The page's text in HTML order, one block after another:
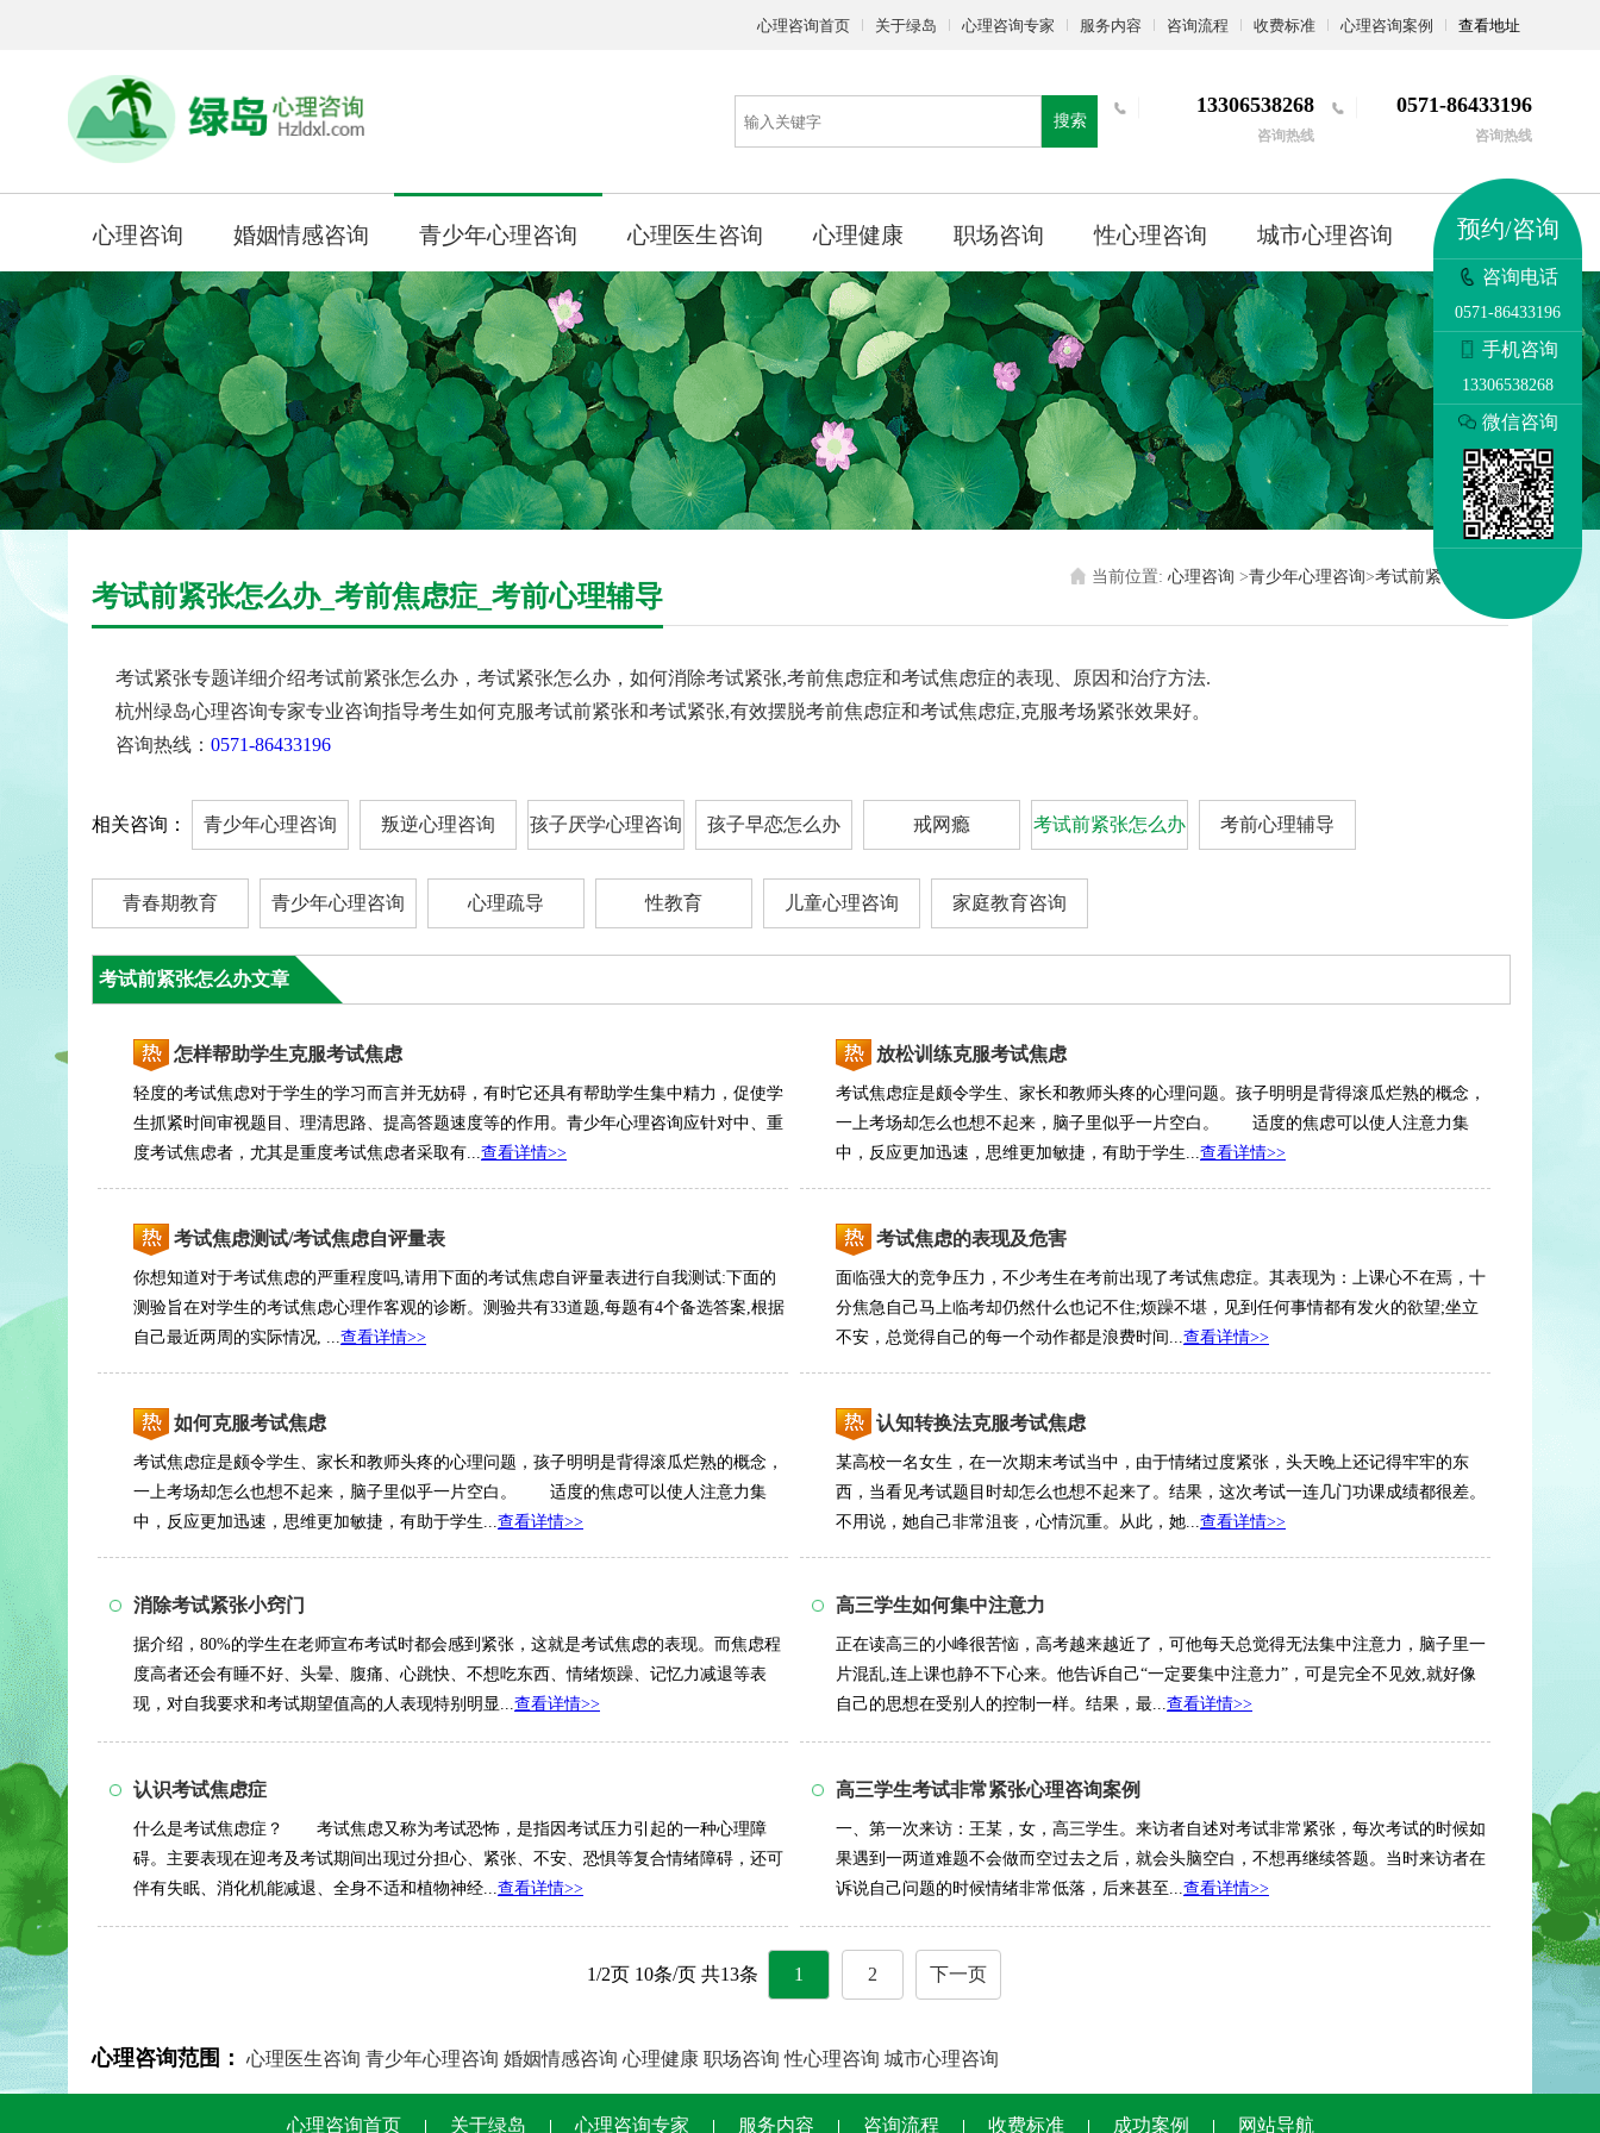
心理咨询首页 关于绿岛 心理咨询专家 服务内容 咨询流程 收费标准 心理咨询案例 查看地址
搜索
13306538268
咨询热线
0571-86433196
咨询热线
心理咨询 婚姻情感咨询 青少年心理咨询 心理医生咨询 心理健康 职场咨询 性心理咨询 城市心理咨询 更多
考试前紧张怎么办_考前焦虑症_考前心理辅导
当前位置: 心理咨询 >青少年心理咨询>考试前紧张怎么办
考试紧张专题详细介绍考试前紧张怎么办，考试紧张怎么办，如何消除考试紧张,考前焦虑症和考试焦虑症的表现、原因和治疗方法.
杭州绿岛心理咨询专家专业咨询指导考生如何克服考试前紧张和考试紧张,有效摆脱考前焦虑症和考试焦虑症,克服考场紧张效果好。
咨询热线： 0571-86433196
相关咨询： 青少年心理咨询 叛逆心理咨询 孩子厌学心理咨询 孩子早恋怎么办 戒网瘾 考试前紧张怎么办 考前心理辅导
青春期教育 青少年心理咨询 心理疏导 性教育 儿童心理咨询 家庭教育咨询
考试前紧张怎么办文章
怎样帮助学生克服考试焦虑
轻度的考试焦虑对于学生的学习而言并无妨碍，有时它还具有帮助学生集中精力，促使学
生抓紧时间审视题目、理清思路、提高答题速度等的作用。青少年心理咨询应针对中、重
度考试焦虑者，尤其是重度考试焦虑者采取有...查看详情>>
放松训练克服考试焦虑
考试焦虑症是颇令学生、家长和教师头疼的心理问题。孩子明明是背得滚瓜烂熟的概念，
一上考场却怎么也想不起来，脑子里似乎一片空白。 适度的焦虑可以使人注意力集
中，反应更加迅速，思维更加敏捷，有助于学生...查看详情>>
考试焦虑测试/考试焦虑自评量表
你想知道对于考试焦虑的严重程度吗,请用下面的考试焦虑自评量表进行自我测试:下面的
测验旨在对学生的考试焦虑心理作客观的诊断。测验共有33道题,每题有4个备选答案,根据
自己最近两周的实际情况, ...查看详情>>
考试焦虑的表现及危害
面临强大的竞争压力，不少考生在考前出现了考试焦虑症。其表现为：上课心不在焉，十
分焦急自己马上临考却仍然什么也记不住;烦躁不堪，见到任何事情都有发火的欲望;坐立
不安，总觉得自己的每一个动作都是浪费时间...查看详情>>
如何克服考试焦虑
考试焦虑症是颇令学生、家长和教师头疼的心理问题，孩子明明是背得滚瓜烂熟的概念，
一上考场却怎么也想不起来，脑子里似乎一片空白。 适度的焦虑可以使人注意力集
中，反应更加迅速，思维更加敏捷，有助于学生...查看详情>>
认知转换法克服考试焦虑
某高校一名女生，在一次期末考试当中，由于情绪过度紧张，头天晚上还记得牢牢的东
西，当看见考试题目时却怎么也想不起来了。结果，这次考试一连几门功课成绩都很差。
不用说，她自己非常沮丧，心情沉重。从此，她...查看详情>>
消除考试紧张小窍门
据介绍，80%的学生在老师宣布考试时都会感到紧张，这就是考试焦虑的表现。而焦虑程
度高者还会有睡不好、头晕、腹痛、心跳快、不想吃东西、情绪烦躁、记忆力减退等表
现，对自我要求和考试期望值高的人表现特别明显...查看详情>>
高三学生如何集中注意力
正在读高三的小峰很苦恼，高考越来越近了，可他每天总觉得无法集中注意力，脑子里一
片混乱,连上课也静不下心来。他告诉自己“一定要集中注意力”，可是完全不见效,就好像
自己的思想在受别人的控制一样。结果，最...查看详情>>
认识考试焦虑症
什么是考试焦虑症？ 考试焦虑又称为考试恐怖，是指因考试压力引起的一种心理障
碍。主要表现在迎考及考试期间出现过分担心、紧张、不安、恐惧等复合情绪障碍，还可
伴有失眠、消化机能减退、全身不适和植物神经...查看详情>>
高三学生考试非常紧张心理咨询案例
一、第一次来访：王某，女，高三学生。来访者自述对考试非常紧张，每次考试的时候如
果遇到一两道难题不会做而空过去之后，就会头脑空白，不想再继续答题。当时来访者在
诉说自己问题的时候情绪非常低落，后来甚至...查看详情>>
1/2页 10条/页 共13条 1 2 下一页
心理咨询范围： 心理医生咨询 青少年心理咨询 婚姻情感咨询 心理健康 职场咨询 性心理咨询 城市心理咨询
预约/咨询
咨询电话
0571-86433196
手机咨询
13306538268
微信咨询
心理咨询首页 关于绿岛 心理咨询专家 服务内容 咨询流程 收费标准 成功案例 网站导航